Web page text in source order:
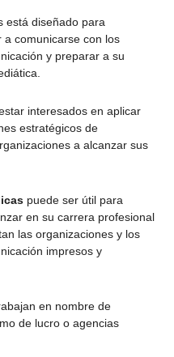
está diseñado para
comunicarse con los
y preparar a su
interesados en aplicar
estratégicos de
a alcanzar sus
puede ser útil para
en su carrera profesional
las organizaciones y los
impresos y
en nombre de
de lucro o agencias